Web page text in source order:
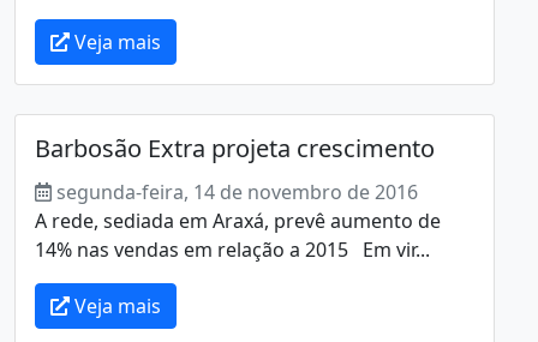
Veja mais
Barbosão Extra projeta crescimento
segunda-feira, 14 de novembro de 2016
A rede, sediada em Araxá, prevê aumento de
14% nas vendas em relação a 2015 Em vir...
Veja mais